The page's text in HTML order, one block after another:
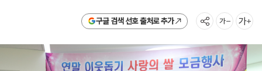
구글 검색 선호 출처로 추가